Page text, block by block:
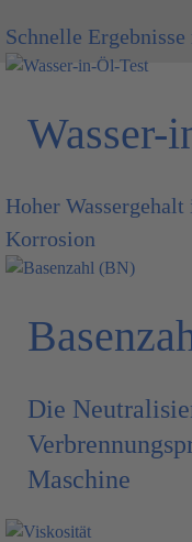
Schnelle
Wasser-
Hoher
Korrosion
Die
Maschine